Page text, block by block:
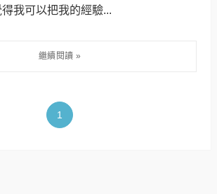
我可以把我的經驗...
1